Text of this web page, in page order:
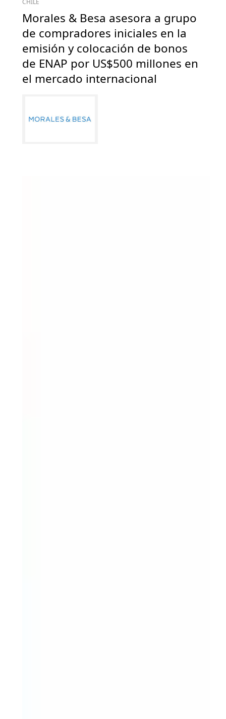
Morales & Besa asesora a grupo
de compradores iniciales en la
emisión y colocación de bonos
de ENAP por US$500 millones en
el mercado internacional